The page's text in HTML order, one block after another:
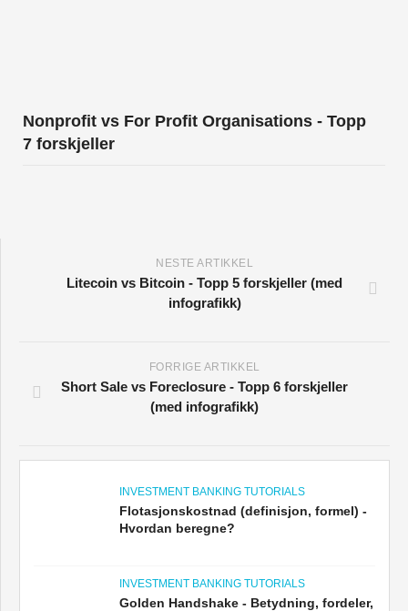
Nonprofit vs For Profit Organisations - Topp
7 forskjeller
NESTE ARTIKKEL
Litecoin vs Bitcoin - Topp 5 forskjeller (med
infografikk)
FORRIGE ARTIKKEL
Short Sale vs Foreclosure - Topp 6 forskjeller
(med infografikk)
INVESTMENT BANKING TUTORIALS
Flotasjonskostnad (definisjon, formel) -
Hvordan beregne?
INVESTMENT BANKING TUTORIALS
Golden Handshake - Betydning, fordeler,